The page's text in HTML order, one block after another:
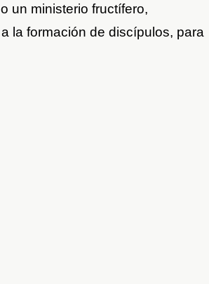
un ministerio fructífero,
la formación de discípulos, para